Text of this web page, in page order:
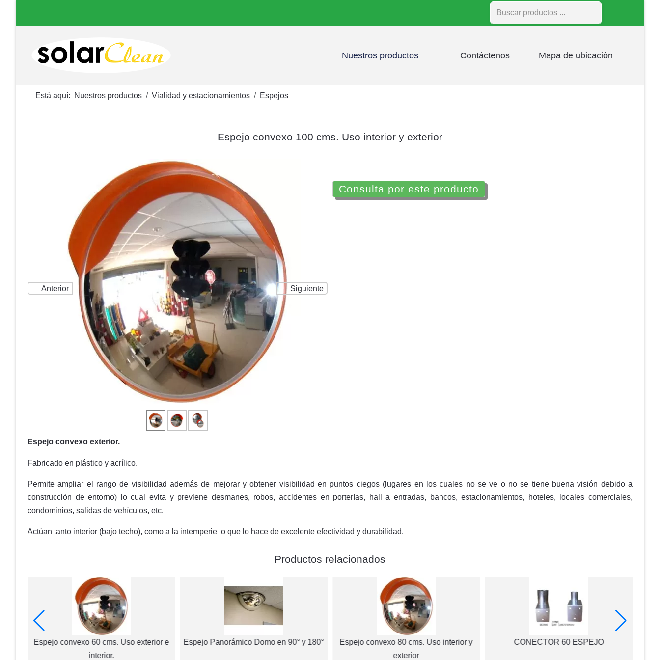
Buscar
Nuestros productos Contáctenos Mapa de ubicación
Está aquí: Nuestros productos Vialidad y estacionamientos Espejos
Espejo convexo 100 cms. Uso interior y exterior
Anterior Siguiente
Consulta por este producto
Espejo convexo exterior.
Fabricado en plástico y acrílico.
Permite ampliar el rango de visibilidad además de mejorar y obtener visibilidad en puntos ciegos (lugares en los cuales no se ve o no se tiene buena visión debido a
construcción de entorno) lo cual evita y previene desmanes, robos, accidentes en porterías, hall a entradas, bancos, estacionamientos, hoteles, locales comerciales,
condominios, salidas de vehículos, etc.
Actúan tanto interior (bajo techo), como a la intemperie lo que lo hace de excelente efectividad y durabilidad.
Productos relacionados
Espejo convexo 60 cms. Uso exterior e
interior.
Espejo Panorámico Domo en 90° y 180°
Espejo convexo 80 cms. Uso interior y
exterior
CONECTOR 60 ESPEJO